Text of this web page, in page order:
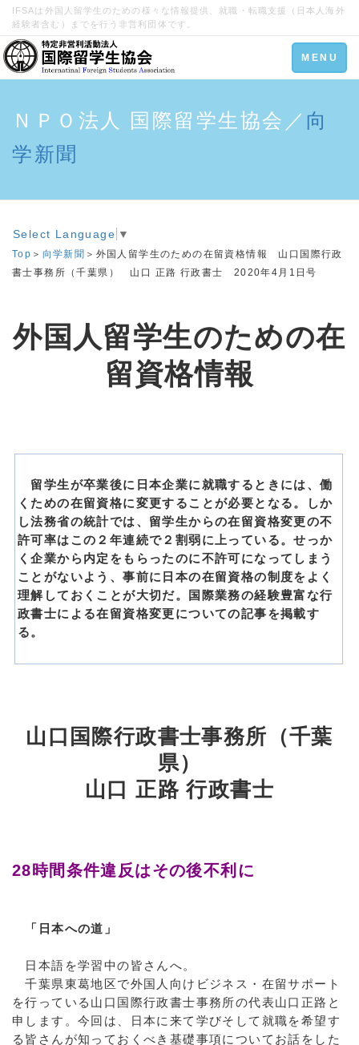
IFSAは外国人留学生のための様々な情報提供、就職・転職支援（日本人海外
経験者含む）までを行う非営利団体です。
Toggle
navigation
MENU
ＮＰＯ法人 国際留学生協会／ 向
学新聞
Select Language ▼
Top ＞ 向学新聞 ＞外国人留学生のための在留資格情報 山口国際行政
書士事務所（千葉県） 山口 正路 行政書士 2020年4月1日号
外国人留学生のための在
留資格情報
留学生が卒業後に日本企業に就職するときには、働
くための在留資格に変更することが必要となる。しか
し法務省の統計では、留学生からの在留資格変更の不
許可率はこの２年連続で２割弱に上っている。せっか
く企業から内定をもらったのに不許可になってしまう
ことがないよう、事前に日本の在留資格の制度をよく
理解しておくことが大切だ。国際業務の経験豊富な行
政書士による在留資格変更についての記事を掲載す
る。
山口国際行政書士事務所（千葉
県）
山口 正路 行政書士
28時間条件違反はその後不利に
「日本への道」
日本語を学習中の皆さんへ。
千葉県東葛地区で外国人向けビジネス・在留サポート
を行っている山口国際行政書士事務所の代表山口正路と
申します。今回は、日本に来て学びそして就職を希望す
る皆さんが知っておくべき基礎事項についてお話をした